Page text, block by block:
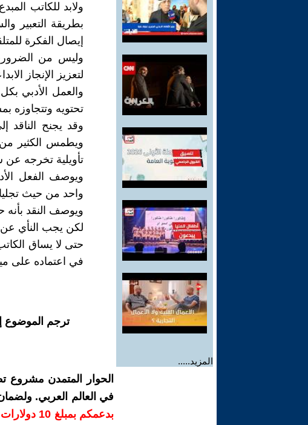
المزيد.....
ولابد للكاتب
بطريقة التعبير
إيصال الفكرة
وليس من
لتعزيز الإنجاز
والعمل الأدبي
تحتويه وتتجاوزه
وقد يجنح الناقد
ويطمس الكثير من
تأويلية تخرجه عن
ويوصف الفعل
واحد من حيث
ويوصف النقد بأنه
لكن يجب النأي
حتى لا يساق
في اعتماده على
ترجم الموضوع
الحوار المتمدن مشروع
في العالم العربي.
بدعمكم